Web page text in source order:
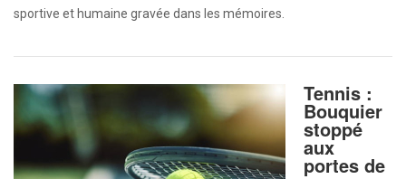
sportive et humaine gravée dans les mémoires.
Tennis :
Bouquier
stoppé
aux
portes de